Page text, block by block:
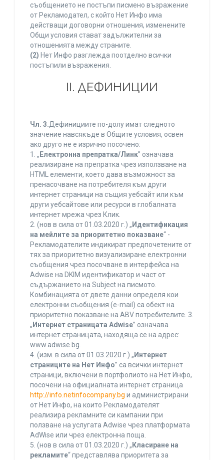
съобщението не постъпи писмено възражение
от Рекламодател, с който Нет Инфо има
действащи договорни отношения, изменените
Общи условия стават задължителни за
отношенията между страните.
(2) Нет Инфо разглежда поотделно всички
постъпили възражения.
ІІ. ДЕФИНИЦИИ
Чл. 3.Дефинициите по-долу имат следното
значение навсякъде в Общите условия, освен
ако друго не е изрично посочено:
1. „ Електронна препратка/Линк” означава
реализиране на препратка чрез използване на
HTML елементи, което дава възможност за
пренасочване на потребителя към други
интернет страници на същия уебсайт или към
други уебсайтове или ресурси в глобалната
интернет мрежа чрез Клик.
2. (нов в сила от 01.03.2020 г.) „ Идентификация
на мейлите за приоритетно показване“ -
Рекламодателите индикират предпочетените от
тях за приоритетно визуализиране електронни
съобщения чрез посочване в интерфейса на
Adwise на DKIM идентификатор и част от
съдържанието на Subject на писмото.
Комбинацията от двете данни определя кои
електронни съобщения (e-mail) са обект на
приоритетно показване на ABV потребителите. 3.
„ Интернет страницата Adwise” означава
интернет страницата, находяща се на адрес:
www.adwise.bg.
4. (изм. в сила от 01.03.2020 г.) „ Интернет
страниците на Нет Инфо” са всички интернет
страници, включени в портфолиото на Нет Инфо,
посочени на официалната интернет страница
http://info.netinfocompany.bg и администрирани
от Нет Инфо, на които Рекламодателят
реализира рекламните си кампании при
ползване на услугата Adwise чрез платформата
AdWise или чрез електронна поща.
5. (нов в сила от 01.03.2020 г.) „ Класиране на
рекламите“ представлява приоритета за